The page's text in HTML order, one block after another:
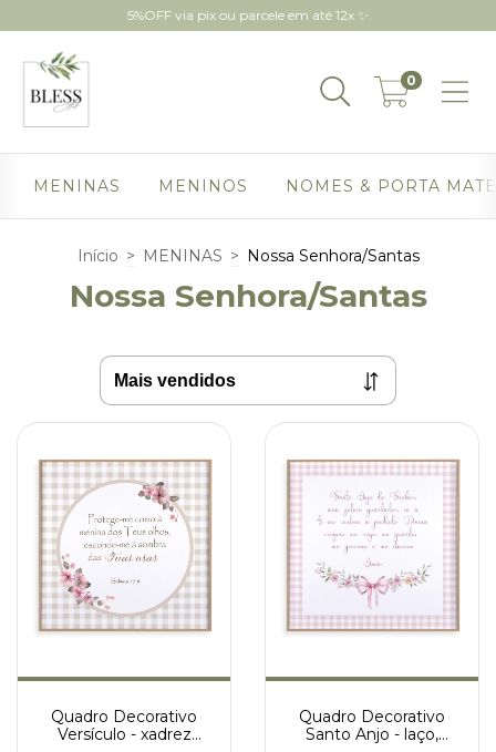
5%OFF via pix ou parcele em até 12x ✨
0
MENINAS MENINOS NOMES & PORTA
Início > MENINAS > Nossa Senhora/Santas
Nossa Senhora/Santas
Quadro Decorativo
Versículo - xadrez
Quadro Decorativo
Santo Anjo - laço,